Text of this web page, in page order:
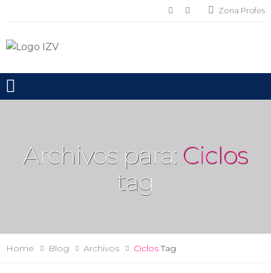
Zona Profes
Toggle mobile menu
Archivos para: Ciclos
tag
Home Blog Archivos CiclosTag